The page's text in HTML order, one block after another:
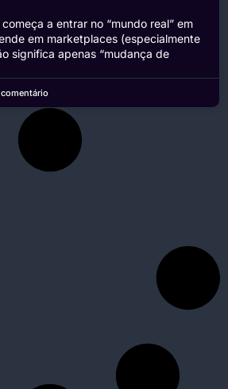
a entrar no “mundo real” em
em marketplaces (especialmente
significa apenas “mudança de